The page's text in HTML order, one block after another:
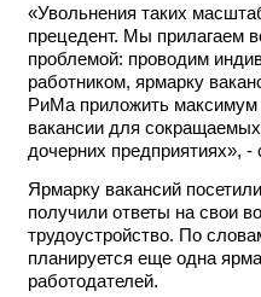
«Увольнения таких
прецедент. Мы прилагаем
проблемой: проводим
работником, ярмарку
РиМа приложить максимум
вакансии для
дочерних предприятиях»,
Ярмарку вакансий
получили ответы на свои
трудоустройство. По
планируется еще одна
работодателей.